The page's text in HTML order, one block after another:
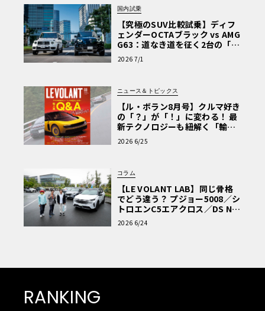
国内試乗
【究極のSUV比較試乗】ディフ
ェンダーOCTAブラック vs AMG
G63：道なき道を征く2台の「対
極的アプローチ」
2026 7/1
ニュース＆トピックス
【ル・ボラン8月号】クルマ好き
の「？」が「！」に変わる！ 最
新テクノロジーも紐解く「輸入
車Q&A」
2026 6/25
コラム
【LE VOLANT LAB】同じ骨格
でどう違う？ プジョー5008／シ
トロエンC5エアクロス／DS Nº4
読者一気乗りレポート
2026 6/24
RANKING